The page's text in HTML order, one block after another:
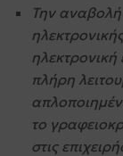
Την
πλήρη
το
στις